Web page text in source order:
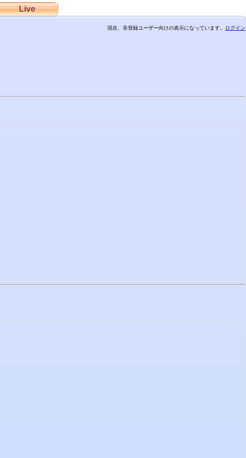
Live
現在、非登録ユーザー向けの表示になっています。 ログイン